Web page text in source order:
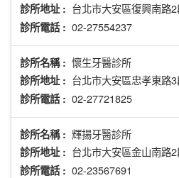
診所地址 : 台北市大安區復興南路
診所電話 : 02-27554237
診所名稱 : 懷生牙醫診所
診所地址 : 台北市大安區忠孝東路
診所電話 : 02-27721825
診所名稱 : 輝揚牙醫診所
診所地址 : 台北市大安區金山南路
診所電話 : 02-23567691